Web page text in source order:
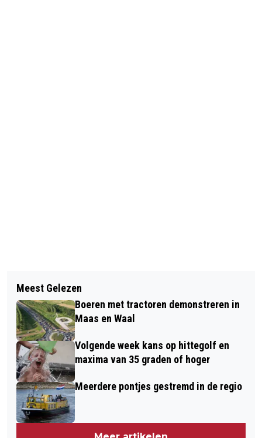
UNITAS’28 BOEKT ZWAARBEVOCHTEN
ZEGE OP AAC/OLYMPIA
ZES AANHOUDINGEN BIJ
BEVEILIGINGSBEDRIJF SECUTOR
SECURITY
Meest Gelezen
Boeren met tractoren demonstreren in
Maas en Waal
Volgende week kans op hittegolf en
maxima van 35 graden of hoger
Meerdere pontjes gestremd in de regio